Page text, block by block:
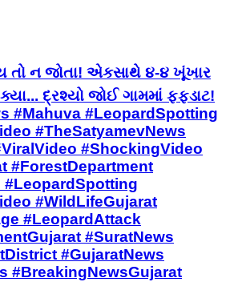
ન જોતા! એકસાથે ૪-૪ ખૂંખાર
દ્રશ્યો જોઈ ગામમાં ફફડાટ!
#Mahuva #LeopardSpotting
#TheSatyamevNews
#ShockingVideo
#ForestDepartment
​#LeopardSpotting
#WildLifeGujarat
#LeopardAttack
​#SuratNews
#GujaratNews
#BreakingNewsGujarat